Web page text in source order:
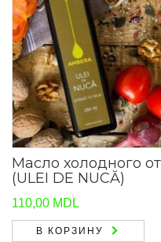
Масло холодного
(ULEI DE NUCĂ)
110,00 MDL
В КОРЗИНУ